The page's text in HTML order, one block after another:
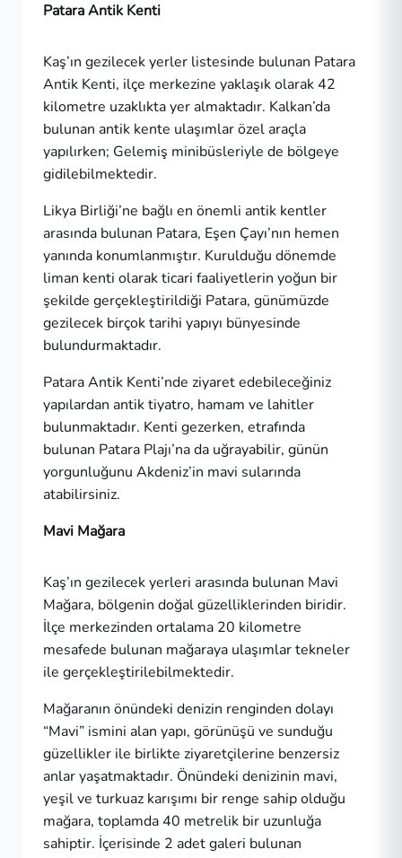
Patara Antik Kenti
Kaş’ın gezilecek yerler listesinde bulunan Patara
Antik Kenti, ilçe merkezine yaklaşık olarak 42
kilometre uzaklıkta yer almaktadır. Kalkan’da
bulunan antik kente ulaşımlar özel araçla
yapılırken; Gelemiş minibüsleriyle de bölgeye
gidilebilmektedir.
Likya Birliği’ne bağlı en önemli antik kentler
arasında bulunan Patara, Eşen Çayı’nın hemen
yanında konumlanmıştır. Kurulduğu dönemde
liman kenti olarak ticari faaliyetlerin yoğun bir
şekilde gerçekleştirildiği Patara, günümüzde
gezilecek birçok tarihi yapıyı bünyesinde
bulundurmaktadır.
Patara Antik Kenti’nde ziyaret edebileceğiniz
yapılardan antik tiyatro, hamam ve lahitler
bulunmaktadır. Kenti gezerken, etrafında
bulunan Patara Plajı’na da uğrayabilir, günün
yorgunluğunu Akdeniz’in mavi sularında
atabilirsiniz.
Mavi Mağara
Kaş’ın gezilecek yerleri arasında bulunan Mavi
Mağara, bölgenin doğal güzelliklerinden biridir.
İlçe merkezinden ortalama 20 kilometre
mesafede bulunan mağaraya ulaşımlar tekneler
ile gerçekleştirilebilmektedir.
Mağaranın önündeki denizin renginden dolayı
“Mavi” ismini alan yapı, görünüşü ve sunduğu
güzellikler ile birlikte ziyaretçilerine benzersiz
anlar yaşatmaktadır. Önündeki denizinin mavi,
yeşil ve turkuaz karışımı bir renge sahip olduğu
mağara, toplamda 40 metrelik bir uzunluğa
sahiptir. İçerisinde 2 adet galeri bulunan